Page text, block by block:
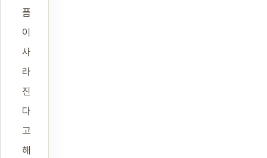
픔
이
사
라
진
다
고
해